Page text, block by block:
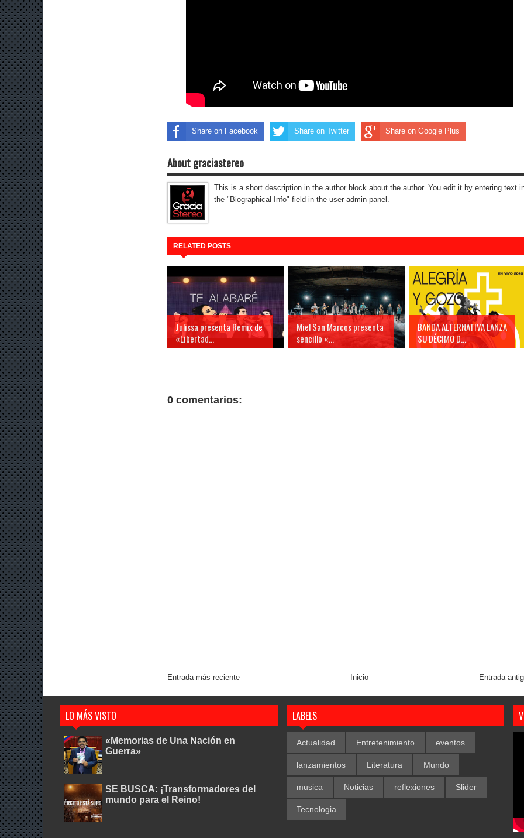
Share on Facebook Share on Twitter Share on Google Plus
About graciastereo
This is a short description in the author block about the author. You edit it by entering text
the "Biographical Info" field in the user admin panel.
RELATED POSTS
Julissa presenta Remix de
«Libertad...
Miel San Marcos presenta
sencillo «...
BANDA ALTERNATIVA LANZA
SU DÉCIMO D...
0 comentarios:
Entrada más reciente Entrada
Inicio
LO MÁS VISTO
«Memorias de Una Nación en
Guerra»
SE BUSCA: ¡Transformadores del
mundo para el Reino!
LABELS
Actualidad Entretenimiento eventos
lanzamientos Literatura Mundo
musica Noticias reflexiones Slider
Tecnologia